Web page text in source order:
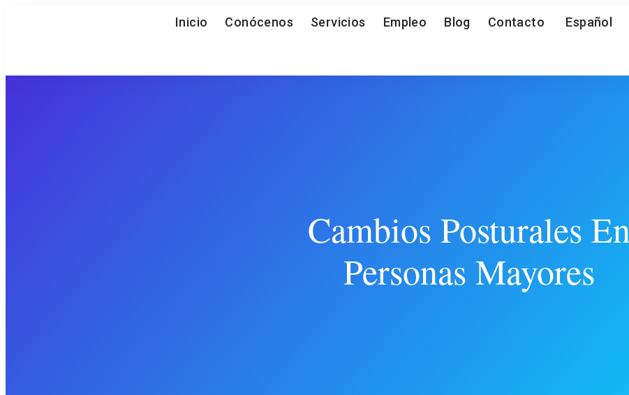
Inicio Conócenos Servicios Empleo Blog Contacto Español
Cambios Posturales
Personas Mayores